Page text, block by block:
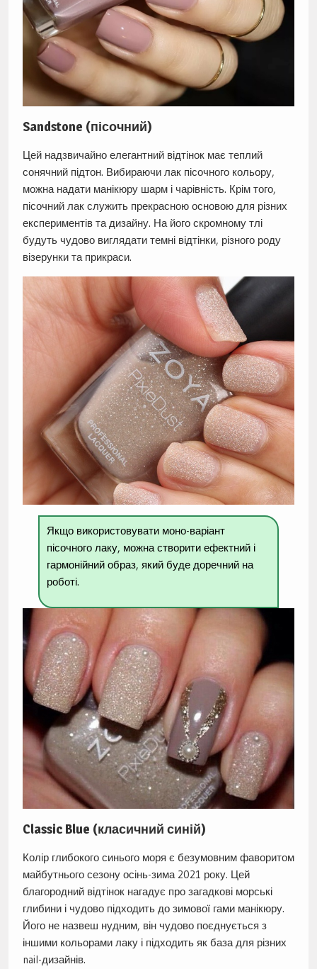
Sandstone (пісочний)
Цей надзвичайно елегантний відтінок має теплий
сонячний підтон. Вибираючи лак пісочного кольору,
можна надати манікюру шарм і чарівність. Крім того,
пісочний лак служить прекрасною основою для різних
експериментів та дизайну. На його скромному тлі
будуть чудово виглядати темні відтінки, різного роду
візерунки та прикраси.
Якщо використовувати моно-варіант
пісочного лаку, можна створити ефектний і
гармонійний образ, який буде доречний на
роботі.
Classic Blue (класичний синій)
Колір глибокого синього моря є безумовним фаворитом
майбутнього сезону осінь-зима 2021 року. Цей
благородний відтінок нагадує про загадкові морські
глибини і чудово підходить до зимової гами манікюру.
Його не назвеш нудним, він чудово поєднується з
іншими кольорами лаку і підходить як база для різних
nail-дизайнів.